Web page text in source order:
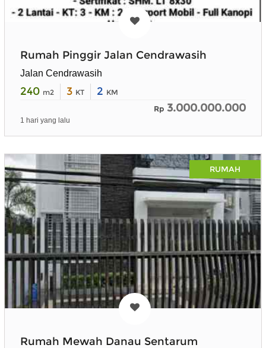
Rumah Pinggir Jalan Cendrawasih
Jalan Cendrawasih
240 m2 3 KT 2 KM
Rp 3.000.000.000
1 hari yang lalu
RUMAH
Rumah Mewah Danau Sentarum